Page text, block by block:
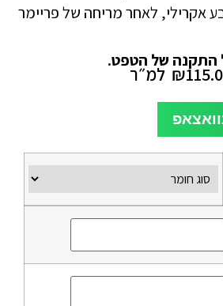
אקרילי, לאחר מריחה של פריימר
התקנה של הטפט.
₪ למ״ר